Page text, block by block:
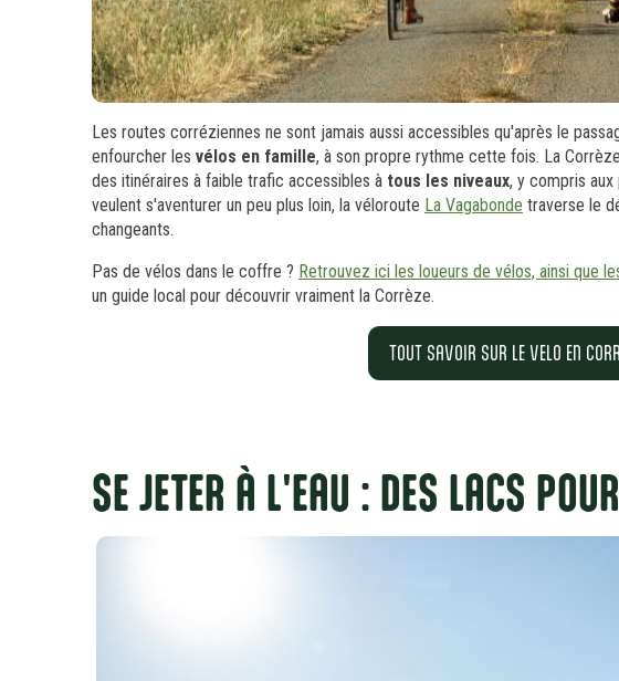
Les routes corréziennes ne sont jamais aussi accessibles qu'après le
enfourcher les vélos en famille, à son propre rythme cette fois. La
des itinéraires à faible trafic accessibles à tous les niveaux, y compris
veulent s'aventurer un peu plus loin, la véloroute La Vagabonde traverse le
changeants.
Pas de vélos dans le coffre ? Retrouvez ici les loueurs de vélos, ainsi que
un guide local pour découvrir vraiment la Corrèze.
TOUT SAVOIR SUR LE VELO EN
SE JETER À L'EAU : DES LACS